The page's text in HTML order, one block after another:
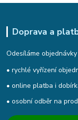
Doprava a
Odesíláme
• rychlé vyřízení
• online platba i
• osobní odběr na